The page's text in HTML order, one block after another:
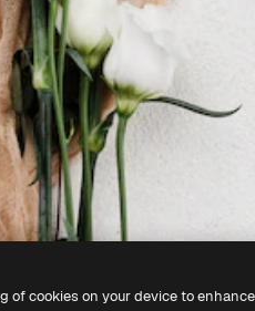
of cookies on your device to